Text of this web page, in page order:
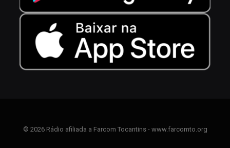
© 2026 Rádio afiliada a Farcom Tocantins - www.farcomto.org